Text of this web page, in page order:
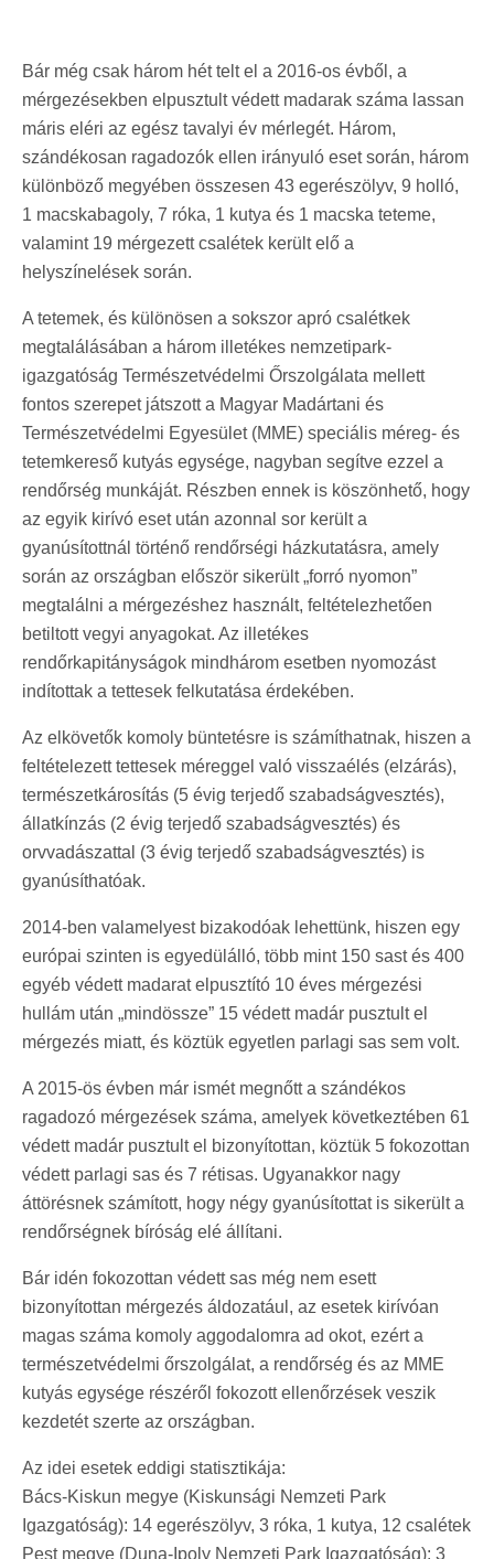
Bár még csak három hét telt el a 2016-os évből, a
mérgezésekben elpusztult védett madarak száma lassan
máris eléri az egész tavalyi év mérlegét. Három,
szándékosan ragadozók ellen irányuló eset során, három
különböző megyében összesen 43 egerészölyv, 9 holló,
1 macskabagoly, 7 róka, 1 kutya és 1 macska teteme,
valamint 19 mérgezett csalétek került elő a
helyszínelések során.
A tetemek, és különösen a sokszor apró csalétkek
megtalálásában a három illetékes nemzetipark-
igazgatóság Természetvédelmi Őrszolgálata mellett
fontos szerepet játszott a Magyar Madártani és
Természetvédelmi Egyesület (MME) speciális méreg- és
tetemkereső kutyás egysége, nagyban segítve ezzel a
rendőrség munkáját. Részben ennek is köszönhető, hogy
az egyik kirívó eset után azonnal sor került a
gyanúsítottnál történő rendőrségi házkutatásra, amely
során az országban először sikerült „forró nyomon”
megtalálni a mérgezéshez használt, feltételezhetően
betiltott vegyi anyagokat. Az illetékes
rendőrkapitányságok mindhárom esetben nyomozást
indítottak a tettesek felkutatása érdekében.
Az elkövetők komoly büntetésre is számíthatnak, hiszen a
feltételezett tettesek méreggel való visszaélés (elzárás),
természetkárosítás (5 évig terjedő szabadságvesztés),
állatkínzás (2 évig terjedő szabadságvesztés) és
orvvadászattal (3 évig terjedő szabadságvesztés) is
gyanúsíthatóak.
2014-ben valamelyest bizakodóak lehettünk, hiszen egy
európai szinten is egyedülálló, több mint 150 sast és 400
egyéb védett madarat elpusztító 10 éves mérgezési
hullám után „mindössze” 15 védett madár pusztult el
mérgezés miatt, és köztük egyetlen parlagi sas sem volt.
A 2015-ös évben már ismét megnőtt a szándékos
ragadozó mérgezések száma, amelyek következtében 61
védett madár pusztult el bizonyítottan, köztük 5 fokozottan
védett parlagi sas és 7 rétisas. Ugyanakkor nagy
áttörésnek számított, hogy négy gyanúsítottat is sikerült a
rendőrségnek bíróság elé állítani.
Bár idén fokozottan védett sas még nem esett
bizonyítottan mérgezés áldozatául, az esetek kirívóan
magas száma komoly aggodalomra ad okot, ezért a
természetvédelmi őrszolgálat, a rendőrség és az MME
kutyás egysége részéről fokozott ellenőrzések veszik
kezdetét szerte az országban.
Az idei esetek eddigi statisztikája:
Bács-Kiskun megye (Kiskunsági Nemzeti Park
Igazgatóság): 14 egerészölyv, 3 róka, 1 kutya, 12 csalétek
Pest megye (Duna-Ipoly Nemzeti Park Igazgatóság): 3